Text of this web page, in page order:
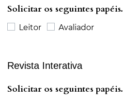
Solicitar os seguintes papéis.
Leitor Avaliador
Revista Interativa
Solicitar os seguintes papéis.